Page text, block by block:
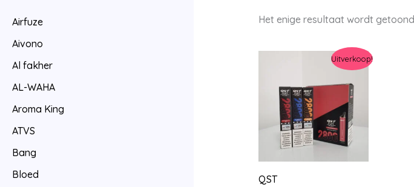
Airfuze
Aivono
Al fakher
AL-WAHA
Aroma King
ATVS
Bang
Bloed
Het enige resultaat wordt getoond
Uitverkoop!
QST